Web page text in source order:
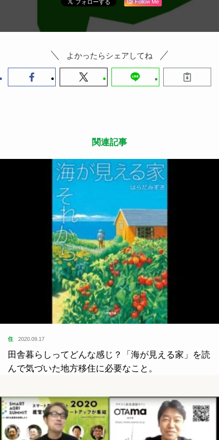
Follow Me
よかったらシェアしてね
関連記事
住 2020.09.17
田舎暮らしってどんな感じ？「海が見える家」を読
んで気づいた地方移住に必要なこと。